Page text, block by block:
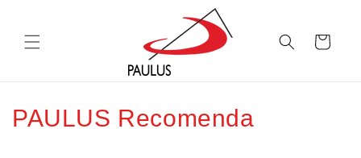
conteúdo
Carrinho
C
PAULUS Recomenda